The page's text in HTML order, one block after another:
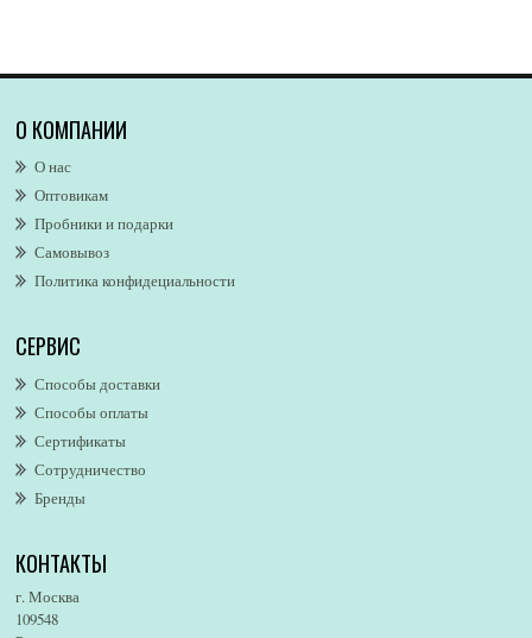
Alex Simone
Alexander McQueen
Alexandre. J
Alford & Hoff
Alfred Dunhill
Alfred Ritchy
Alfred Sung
AllSaints
Alsayad
Altaia
Alvarez Gomez
Alviero Martini
Alyson Oldoini
American Eagle
Amore Segreto
О КОМПАНИИ
О нас
Оптовикам
Пробники и подарки
Самовывоз
Политика конфидециальности
СЕРВИС
Способы доставки
Способы оплаты
Сертификаты
Сотрудничество
Бренды
КОНТАКТЫ
г. Москва
109548